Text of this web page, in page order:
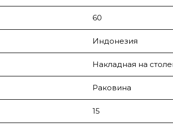
60
Индонезия
Накладная на
Раковина
15